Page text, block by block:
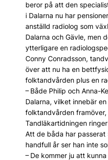
beror på att den
i Dalarna nu har
anställd radiolog som
Dalarna och Gävle, men
ytterligare en
Conny Conradsson,
över att nu ha en
folktandvården plus en
– Både Philip och Anna-
Dalarna, vilket innebär
folktandvården framöver,
Tandläkartidningen
Att de båda har
handfull år ser han inte
– De kommer ju att